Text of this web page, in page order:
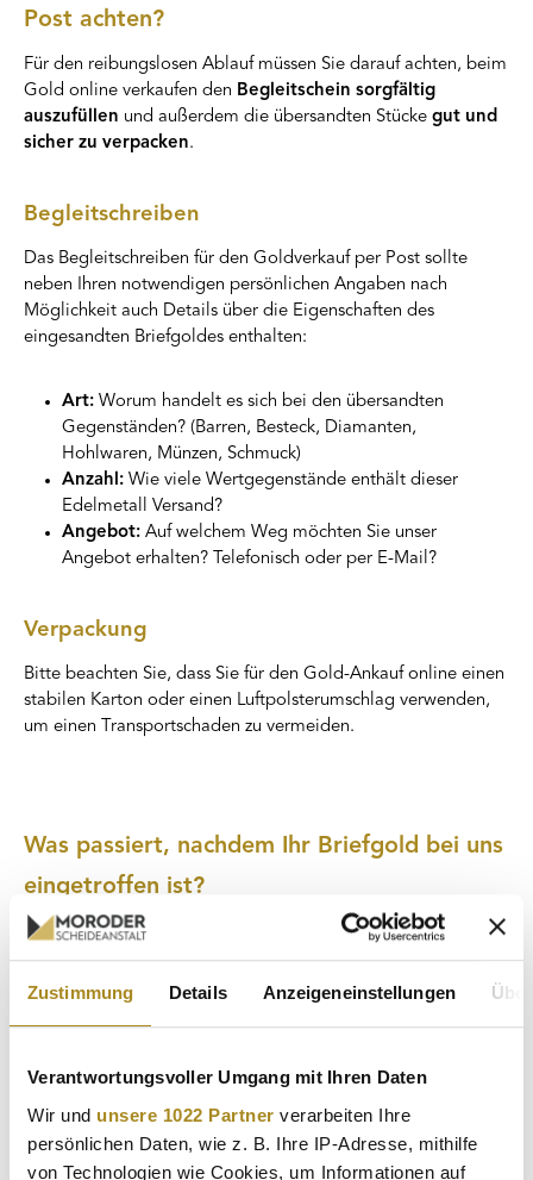
Zustimmung Details Anzeigeneinstellungen
Verantwortungsvoller Umgang mit Ihren Daten
Wir und unsere 1022 Partner verarbeiten Ihre
persönlichen Daten, wie z. B. Ihre IP-Adresse, mithilfe
von Technologien wie Cookies, um Informationen auf
Post achten?
Für den reibungslosen Ablauf müssen Sie darauf achten, beim
Gold online verkaufen den Begleitschein sorgfältig
auszufüllen und außerdem die übersandten Stücke gut und
sicher zu verpacken.
Begleitschreiben
Das Begleitschreiben für den Goldverkauf per Post sollte
neben Ihren notwendigen persönlichen Angaben nach
Möglichkeit auch Details über die Eigenschaften des
eingesandten Briefgoldes enthalten:
Art: Worum handelt es sich bei den übersandten
Gegenständen? (Barren, Besteck, Diamanten,
Hohlwaren, Münzen, Schmuck)
Anzahl: Wie viele Wertgegenstände enthält dieser
Edelmetall Versand?
Angebot: Auf welchem Weg möchten Sie unser
Angebot erhalten? Telefonisch oder per E-Mail?
Verpackung
Bitte beachten Sie, dass Sie für den Gold-Ankauf online einen
stabilen Karton oder einen Luftpolsterumschlag verwenden,
um einen Transportschaden zu vermeiden.
Was passiert, nachdem Ihr Briefgold bei uns
eingetroffen ist?
Beim Gold-Ankauf online erhalten Sie bei uns einenRundum-
Edelmetall-Service, da wir den gesamten Gold-Ankauf
postalisch oder vor Ort noch eigenständig abwickeln.
und unverbindlich in unserem eigenen Edelmetallprüflabor.
Zum Einsatz kommt bei der Wertermittlung modernste
Messtechnik.